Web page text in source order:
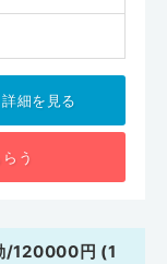
詳細を見る
う
/120000円 (1